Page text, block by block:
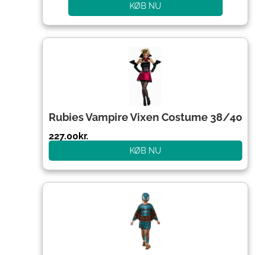
KØB NU
Rubies Vampire Vixen Costume 38/40
227.00kr.
KØB NU